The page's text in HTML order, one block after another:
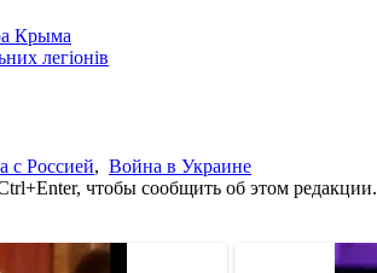
Крыма
легіонів
с Россией, Война в Украине
чтобы сообщить об этом редакции.